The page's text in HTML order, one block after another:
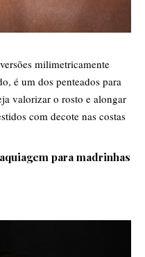
milimetricamente
é um dos penteados para
valorizar o rosto e alongar
com decote nas costas
para madrinhas